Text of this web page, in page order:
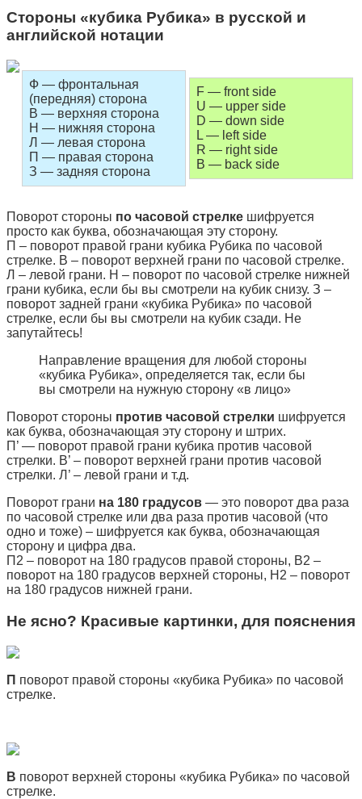
Стороны «кубика Рубика» в русской и
английской нотации
Ф — фронтальная
(передняя) сторона
В — верхняя сторона
Н — нижняя сторона
Л — левая сторона
П — правая сторона
З — задняя сторона
F — front side
U — upper side
D — down side
L — left side
R — right side
B — back side
Поворот стороны по часовой стрелке шифруется
просто как буква, обозначающая эту сторону.
П – поворот правой грани кубика Рубика по часовой
стрелке. В – поворот верхней грани по часовой стрелке.
Л – левой грани. Н – поворот по часовой стрелке нижней
грани кубика, если бы вы смотрели на кубик снизу. З –
поворот задней грани «кубика Рубика» по часовой
стрелке, если бы вы смотрели на кубик сзади. Не
запутайтесь!
Направление вращения для любой стороны
«кубика Рубика», определяется так, если бы
вы смотрели на нужную сторону «в лицо»
Поворот стороны против часовой стрелки шифруется
как буква, обозначающая эту сторону и штрих.
П’ — поворот правой грани кубика против часовой
стрелки. В’ – поворот верхней грани против часовой
стрелки. Л’ – левой грани и т.д.
Поворот грани на 180 градусов — это поворот два раза
по часовой стрелке или два раза против часовой (что
одно и тоже) – шифруется как буква, обозначающая
сторону и цифра два.
П2 – поворот на 180 градусов правой стороны, В2 –
поворот на 180 градусов верхней стороны, Н2 – поворот
на 180 градусов нижней грани.
Не ясно? Красивые картинки, для пояснения
П поворот правой стороны «кубика Рубика» по часовой
стрелке.
В поворот верхней стороны «кубика Рубика» по часовой
стрелке.